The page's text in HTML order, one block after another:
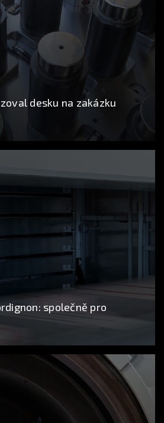
desku na zakázku
společně pro